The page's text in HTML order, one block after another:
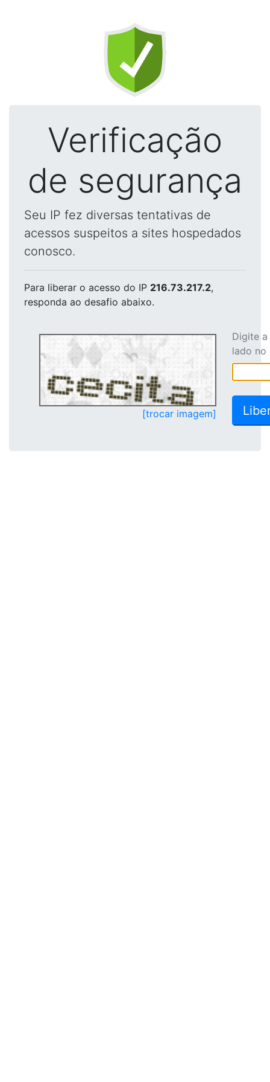
Verificação
de segurança
Seu IP fez diversas tentativas de
acessos suspeitos a sites hospedados
conosco.
Para liberar o acesso do IP 216.73.217.2,
responda ao desafio abaixo.
[trocar imagem]
Digite
lado no